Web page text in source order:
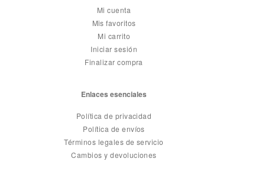
Mi cuenta
Mis favoritos
Mi carrito
Iniciar sesión
Finalizar compra
Enlaces esenciales
Política de privacidad
Política de envíos
Términos legales de servicio
Cambios y devoluciones